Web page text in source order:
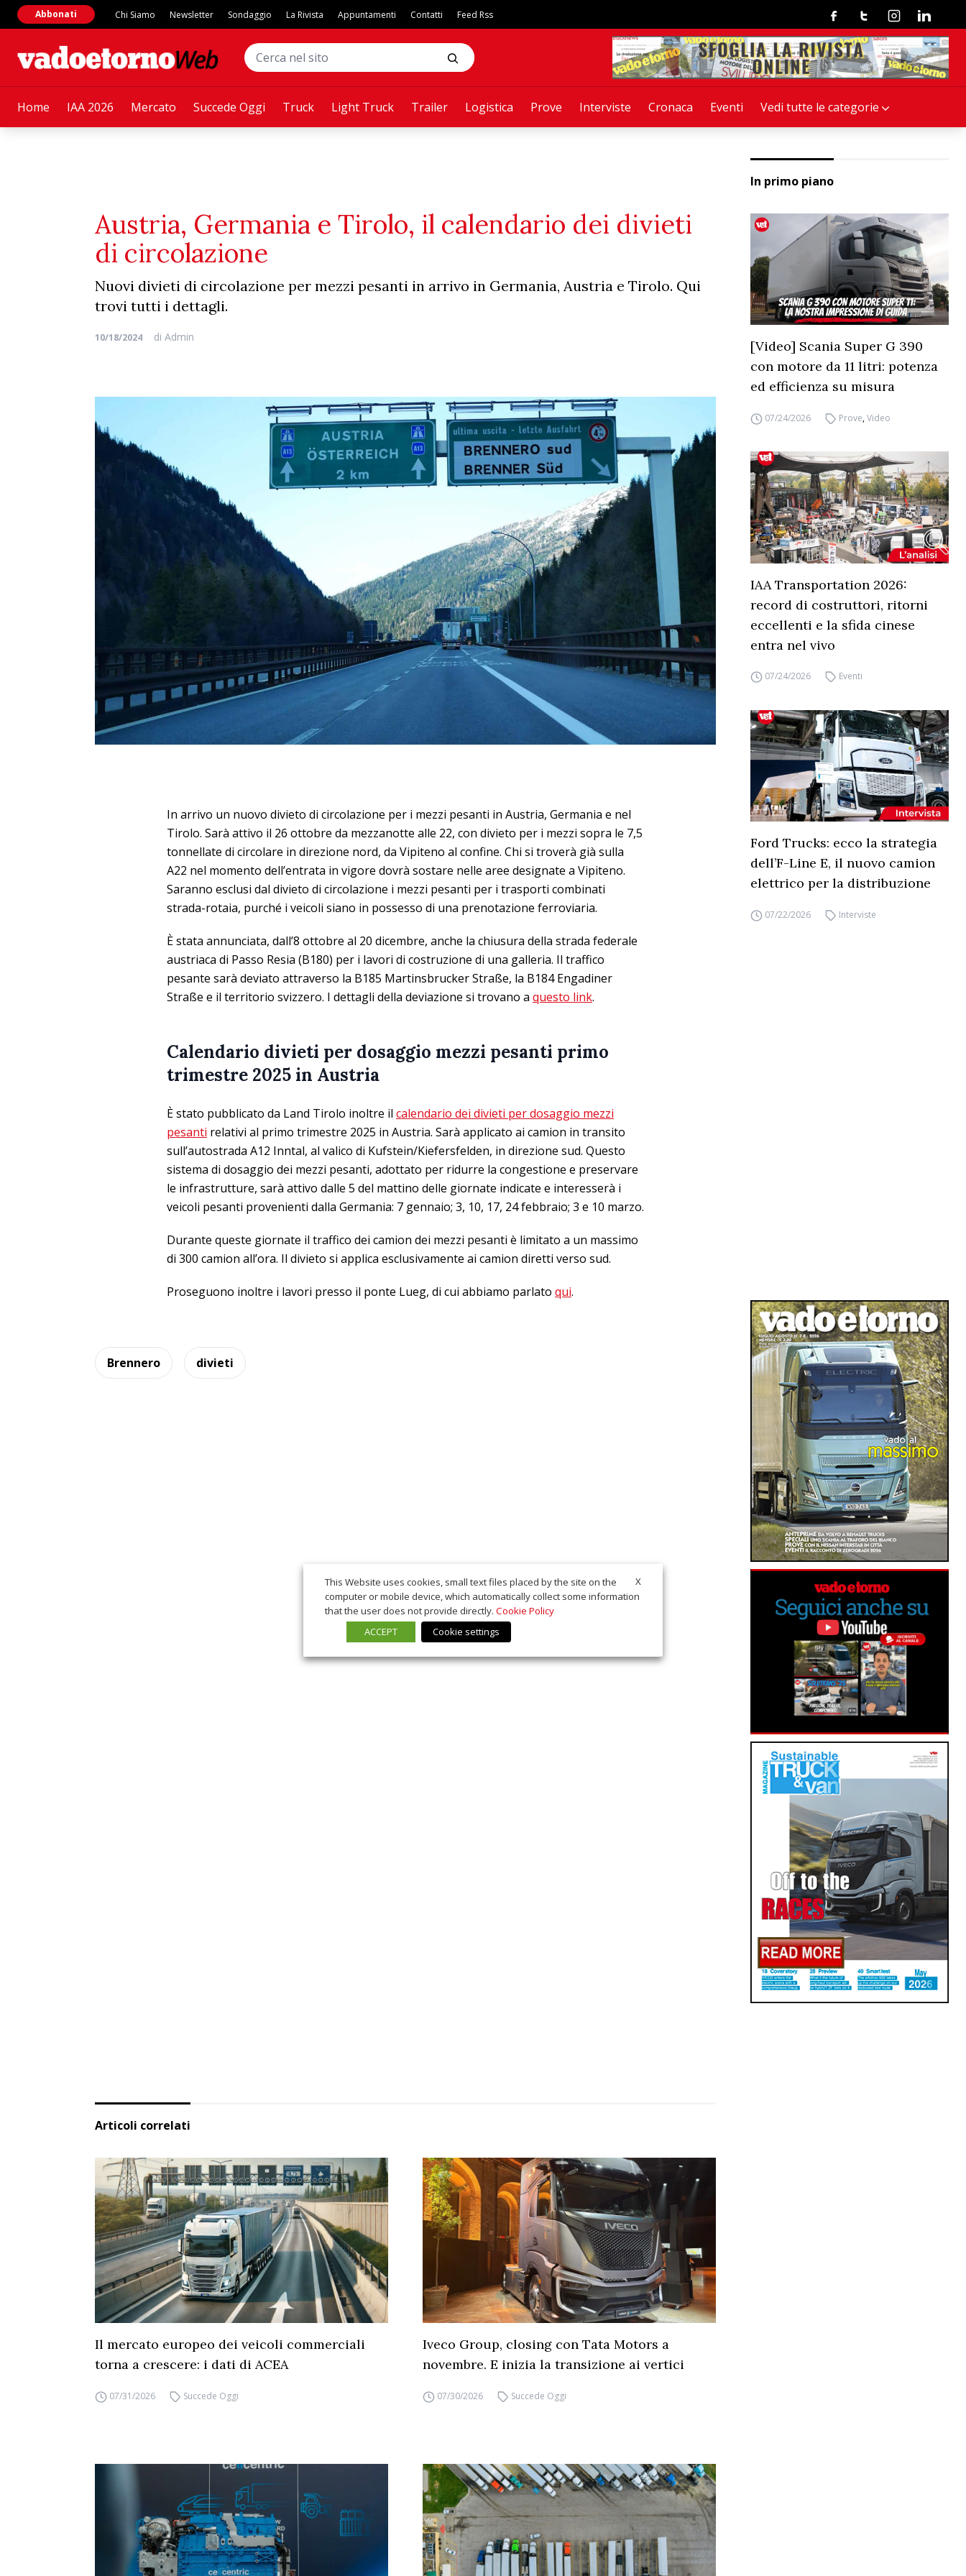
Home IAA 2026 Mercato Succede Oggi Truck Light Truck Trailer Logistica Prove Interviste Cronaca Eventi Vedi tutte le categorie
Abbonati Chi Siamo Newsletter Sondaggio La Rivista Appuntamenti Contatti Feed Rss FacebookTwitterInstagramLinkedin
Austria, Germania e Tirolo, il calendario dei divieti
di circolazione
Nuovi divieti di circolazione per mezzi pesanti in arrivo in Germania, Austria e Tirolo. Qui
trovi tutti i dettagli.
10/18/2024 di Admin
In arrivo un nuovo divieto di circolazione per i mezzi pesanti in Austria, Germania e nel
Tirolo. Sarà attivo il 26 ottobre da mezzanotte alle 22, con divieto per i mezzi sopra le 7,5
tonnellate di circolare in direzione nord, da Vipiteno al confine. Chi si troverà già sulla
A22 nel momento dell’entrata in vigore dovrà sostare nelle aree designate a Vipiteno.
Saranno esclusi dal divieto di circolazione i mezzi pesanti per i trasporti combinati
strada-rotaia, purché i veicoli siano in possesso di una prenotazione ferroviaria.
È stata annunciata, dall’8 ottobre al 20 dicembre, anche la chiusura della strada federale
austriaca di Passo Resia (B180) per i lavori di costruzione di una galleria. Il traffico
pesante sarà deviato attraverso la B185 Martinsbrucker Straße, la B184 Engadiner
Straße e il territorio svizzero. I dettagli della deviazione si trovano a questo link.
Calendario divieti per dosaggio mezzi pesanti primo
trimestre 2025 in Austria
È stato pubblicato da Land Tirolo inoltre il calendario dei divieti per dosaggio mezzi
pesanti relativi al primo trimestre 2025 in Austria. Sarà applicato ai camion in transito
sull’autostrada A12 Inntal, al valico di Kufstein/Kiefersfelden, in direzione sud. Questo
sistema di dosaggio dei mezzi pesanti, adottato per ridurre la congestione e preservare
le infrastrutture, sarà attivo dalle 5 del mattino delle giornate indicate e interesserà i
veicoli pesanti provenienti dalla Germania: 7 gennaio; 3, 10, 17, 24 febbraio; 3 e 10 marzo.
Durante queste giornate il traffico dei camion dei mezzi pesanti è limitato a un massimo
di 300 camion all’ora. Il divieto si applica esclusivamente ai camion diretti verso sud.
Proseguono inoltre i lavori presso il ponte Lueg, di cui abbiamo parlato qui.
Brennero divieti
In primo piano
[Video] Scania Super G 390
con motore da 11 litri: potenza
ed efficienza su misura
07/24/2026 Prove,Video
IAA Transportation 2026:
record di costruttori, ritorni
eccellenti e la sfida cinese
entra nel vivo
07/24/2026 Eventi
Ford Trucks: ecco la strategia
dell’F-Line E, il nuovo camion
elettrico per la distribuzione
07/22/2026 Interviste
Articoli correlati
Il mercato europeo dei veicoli commerciali
torna a crescere: i dati di ACEA
07/31/2026 Succede Oggi
Iveco Group, closing con Tata Motors a
novembre. E inizia la transizione ai vertici
07/30/2026 Succede Oggi
X
This Website uses cookies, small text files placed by the site on the
computer or mobile device, which automatically collect some information
that the user does not provide directly. Cookie Policy
ACCEPT
Cookie settings